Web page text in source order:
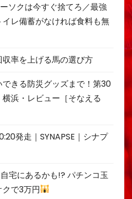
ソクは今すぐ捨てろ／最強
レ備蓄がなければ食料も無
率を上げる馬の選び方
きる防災グッズまで！第30
浜・レビュー［そなえる
発走｜SYNAPSE｜シナプ
│自宅にあるかも!? パチンコ玉
で3万円